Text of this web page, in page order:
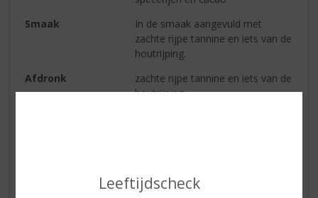
Leeftijdscheck
Smaak
In de smaak aangevuld met
zachte rijpe tannine en iets van de
houtrijping.
Afdronk
zachte rijpe tannine en iets van de
houtrijping.